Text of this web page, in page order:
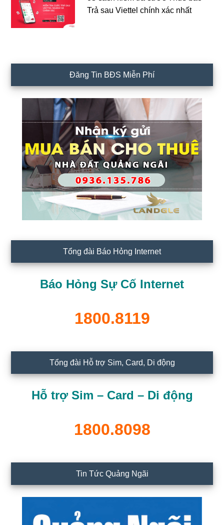
Trả sau Viettel chính xác nhất
Đăng Tin BĐS Miễn Phí
Tổng đài Báo Hỏng Internet
Báo Hỏng Sự Cố Internet
1800.8119
Tổng đài Hỗ trợ Sim, Card, Di động
Hỗ trợ Sim – Card – Di động
1800.8098
Tin Tức Quảng Ngãi